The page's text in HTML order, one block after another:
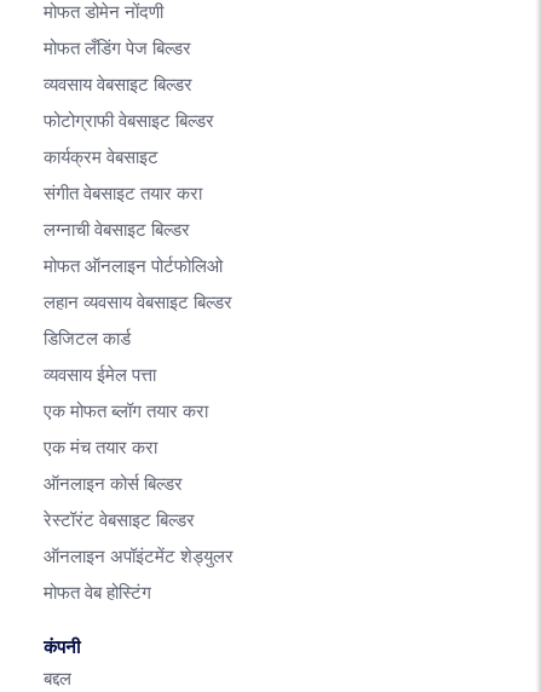
मोफत डोमेन नोंदणी
मोफत लँडिंग पेज बिल्डर
व्यवसाय वेबसाइट बिल्डर
फोटोग्राफी वेबसाइट बिल्डर
कार्यक्रम वेबसाइट
संगीत वेबसाइट तयार करा
लग्नाची वेबसाइट बिल्डर
मोफत ऑनलाइन पोर्टफोलिओ
लहान व्यवसाय वेबसाइट बिल्डर
डिजिटल कार्ड
व्यवसाय ईमेल पत्ता
एक मोफत ब्लॉग तयार करा
एक मंच तयार करा
ऑनलाइन कोर्स बिल्डर
रेस्टॉरंट वेबसाइट बिल्डर
ऑनलाइन अपॉइंटमेंट शेड्युलर
मोफत वेब होस्टिंग
कंपनी
बद्दल